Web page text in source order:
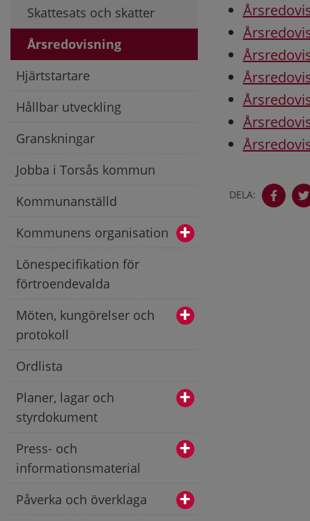
Skattesats och skatter
Årsredovisning
Hjärtstartare
Hållbar utveckling
Granskningar
Jobba i Torsås kommun
Kommunanställd
Kommunens organisation
Lönespecifikation för
förtroendevalda
Möten, kungörelser och
protokoll
Ordlista
Planer, lagar och
styrdokument
Press- och
informationsmaterial
Påverka och överklaga
DELA: